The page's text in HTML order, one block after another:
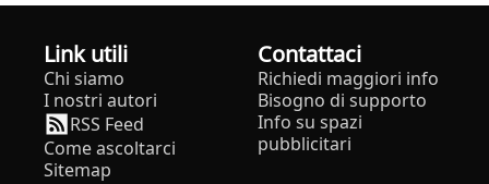
Link utili
Chi siamo
I nostri autori
RSS Feed
Come ascoltarci
Sitemap
Contattaci
Richiedi maggiori info
Bisogno di supporto
Info su spazi
pubblicitari